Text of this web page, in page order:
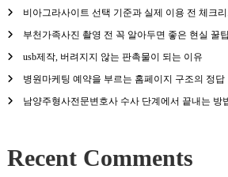
비아그라사이트 선택 기준과 실제 이용 전 체크
부천가족사진 촬영 전 꼭 알아두면 좋은 현실 꿀
usb제작, 버려지지 않는 판촉물이 되는 이유
병원마케팅 예약을 부르는 홈페이지 구조의 정답
남양주형사전문변호사 수사 단계에서 끝내는 방
Recent Comments